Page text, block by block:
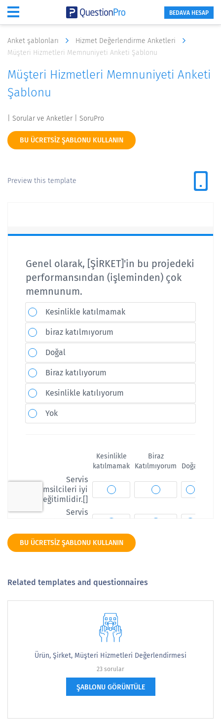
BEDAVA HESAP
Anket şablonları
Hizmet Değerlendirme Anketleri
Müşteri Hizmetleri Memnuniyeti Anketi Şablonu
Müşteri Hizmetleri Memnuniyeti Anketi
Şablonu
| Sorular ve Anketler | SoruPro
BU ÜCRETSIZ ŞABLONU KULLANIN
Preview this template
BU ÜCRETSIZ ŞABLONU KULLANIN
Related templates and questionnaires
Ürün, Şirket, Müşteri Hizmetleri Değerlendirmesi
23 sorular
ŞABLONU GÖRÜNTÜLE